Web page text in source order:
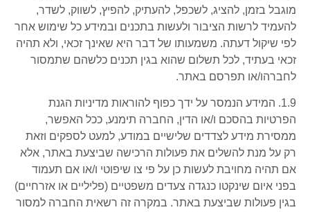
מוגבל בזמן, להציג, לשכפל, להעתיק, להפיץ, לשווק, לשדר,
להעמיד לרשות הציבור ולעשות בתכנים ובמידע כל שימוש אחר
לפי שיקול דעתה. משמעותו של דבר היא שאינך זכאי, ולא תהיה
זכאי בעתיד, לכל תשלום שהוא בגין תכנים כלשהם שתמסור
לחברהו/או תפרסם באתר.
1.9. המידע הנמסר על ידך כפוף להוראות מדיניות הגנת
הפרטיות בהסכם ו/או הדין, החברה תימנע, ככל האפשר,
ממסירת מידע לצדדים שלישיים במודע, למעט לספקים וזאת
רק על מנת להשלים את פעולות הרכישה שביצעת באתר, אלא
אם תהיה מחויבת לעשות כן על פי צו שיפוטי ו/או אם תעמוד
בפני איום שינקטו כנגדה צעדים משפטיים (פליליים או אזרחיים)
בגין פעולות שביצעת באתר. במקרה זה רשאית החברה למסור